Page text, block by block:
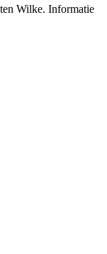
Wilke. Informatie